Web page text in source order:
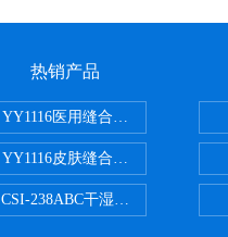
热销产品
YY1116医用缝合线线径试验仪
YY1116皮肤缝合线线径测量仪
CSI-238ABC干湿电动摩擦色牢度